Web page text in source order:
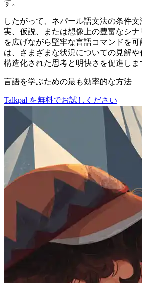
す。
したがって、ネパール語文法の条件
実、仮説、または想像上の豊富なシ
を広げながら堅牢な言語コマンドを
は、さまざまな状況についての見解や
構造化された思考と明快さを促進しま
言語を学ぶための最も効率的な方法
Talkpal を無料でお試しください